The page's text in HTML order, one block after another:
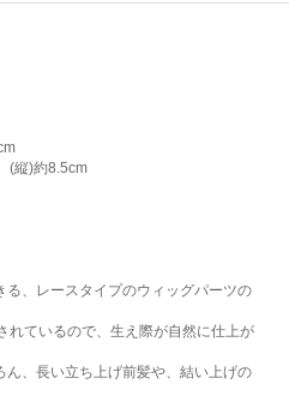
(縦)約8.5cm
、レースタイプのウィッグパーツの
れているので、生え際が自然に仕上が
ん、長い立ち上げ前髪や、結い上げの